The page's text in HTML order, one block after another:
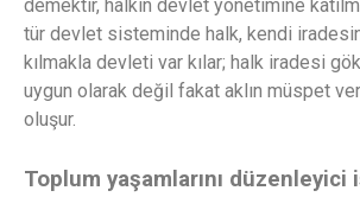
demektir, halkın devlet yönetimine
tür devlet sisteminde halk, kendi
kılmakla devleti var kılar; halk iradesi
uygun olarak değil fakat aklın müspet
oluşur.
Toplum yaşamlarını düzenleyici